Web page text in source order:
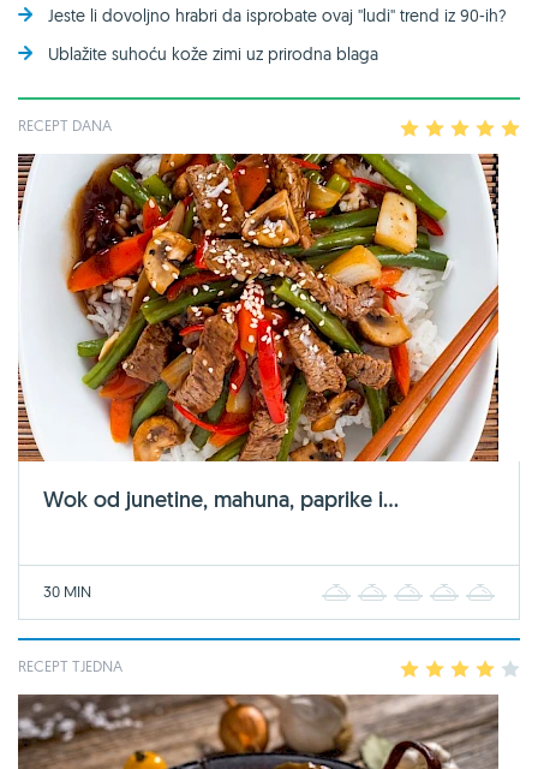
Jeste li dovoljno hrabri da isprobate ovaj ''ludi'' trend iz 90-ih?
Ublažite suhoću kože zimi uz prirodna blaga
RECEPT DANA 2 3 4
Wok od junetine, mahuna, paprike i...
30 MIN 2 3 4
RECEPT TJEDNA 2 3 4